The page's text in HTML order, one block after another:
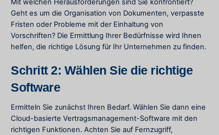
Mit welchen Herausforderungen sind Sie konfrontiert?
Geht es um die Organisation von Dokumenten, verpasste
Fristen oder Probleme mit der Einhaltung von
Vorschriften? Die Ermittlung Ihrer Bedürfnisse wird Ihnen
helfen, die richtige Lösung für Ihr Unternehmen zu finden.
Schritt 2: Wählen Sie die richtige
Software
Ermitteln Sie zunächst Ihren Bedarf. Wählen Sie dann eine
Cloud-basierte Vertragsmanagement-Software mit den
richtigen Funktionen. Achten Sie auf Fernzugriff,